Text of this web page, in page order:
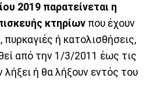
2019 παρατείνεται η
κτηρίων που έχουν
πυρκαγιές ή κατολισθήσεις,
από την 1/3/2011 έως τις
ή θα λήξουν εντός του